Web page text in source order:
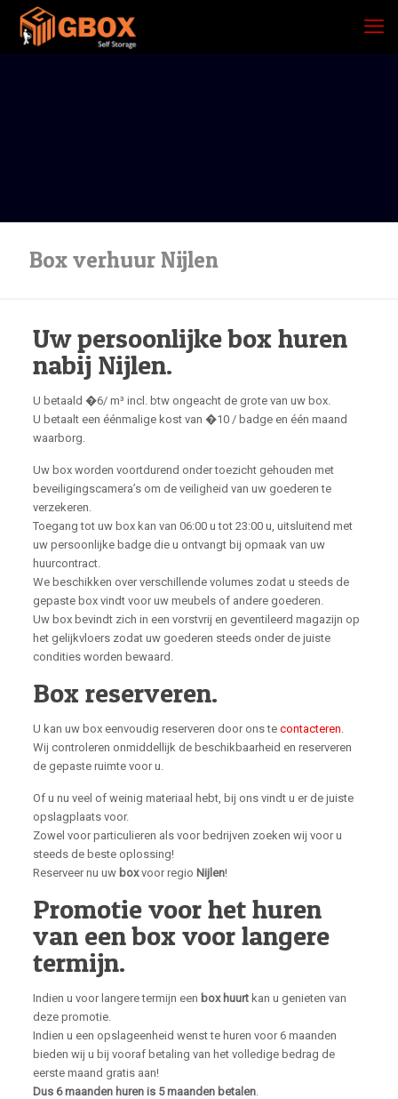
Box verhuur Nijlen
Uw persoonlijke box huren
nabij Nijlen.
U betaald �6/ m³ incl. btw ongeacht de grote van uw box.
U betaalt een éénmalige kost van �10 / badge en één maand
waarborg.
Uw box worden voortdurend onder toezicht gehouden met
beveiligingscamera’s om de veiligheid van uw goederen te
verzekeren.
Toegang tot uw box kan van 06:00 u tot 23:00 u, uitsluitend met
uw persoonlijke badge die u ontvangt bij opmaak van uw
huurcontract.
We beschikken over verschillende volumes zodat u steeds de
gepaste box vindt voor uw meubels of andere goederen.
Uw box bevindt zich in een vorstvrij en geventileerd magazijn op
het gelijkvloers zodat uw goederen steeds onder de juiste
condities worden bewaard.
Box reserveren.
U kan uw box eenvoudig reserveren door ons te contacteren.
Wij controleren onmiddellijk de beschikbaarheid en reserveren
de gepaste ruimte voor u.
Of u nu veel of weinig materiaal hebt, bij ons vindt u er de juiste
opslagplaats voor.
Zowel voor particulieren als voor bedrijven zoeken wij voor u
steeds de beste oplossing!
Reserveer nu uw boxvoor regio Nijlen!
Promotie voor het huren
van een box voor langere
termijn.
Indien u voor langere termijn een box huurtkan u genieten van
deze promotie.
Indien u een opslageenheid wenst te huren voor 6 maanden
bieden wij u bij vooraf betaling van het volledige bedrag de
eerste maand gratis aan!
Dus 6 maanden huren is 5 maanden betalen.